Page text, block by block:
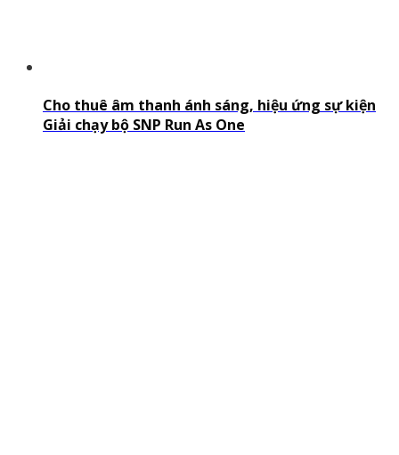
Cho thuê âm thanh ánh sáng, hiệu ứng sự kiện
Giải chạy bộ SNP Run As One